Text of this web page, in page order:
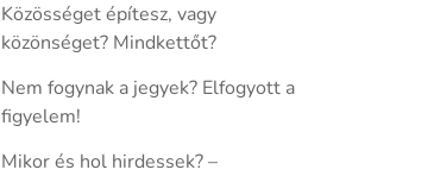
Közösséget építesz, vagy
közönséget? Mindkettőt?
Nem fogynak a jegyek? Elfogyott a
figyelem!
Mikor és hol hirdessek? –